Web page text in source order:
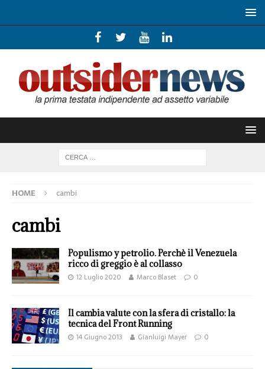
HOME cambi
cambi
Populismo y petrolio. Perchè il Venezuela
ricco di greggio è al collasso
12 Luglio 2020 Marco Blaset 0
Il cambia valute con la sfera di cristallo: la
tecnica del Front Running
14 Giugno 2013 Gianluigi Mayer 0